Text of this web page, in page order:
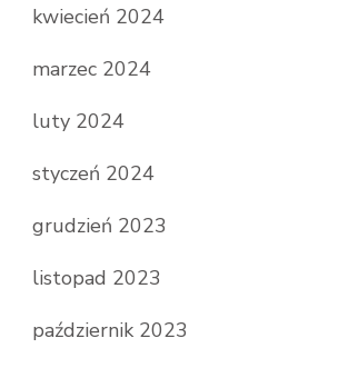
kwiecień 2024
marzec 2024
luty 2024
styczeń 2024
grudzień 2023
listopad 2023
październik 2023